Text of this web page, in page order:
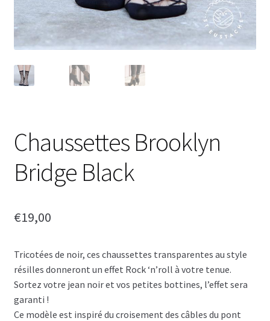
Chaussettes Brooklyn
Bridge Black
€19,00
Tricotées de noir, ces chaussettes transparentes au style
résilles donneront un effet Rock ‘n’roll à votre tenue.
Sortez votre jean noir et vos petites bottines, l’effet sera
garanti !
Ce modèle est inspiré du croisement des câbles du pont